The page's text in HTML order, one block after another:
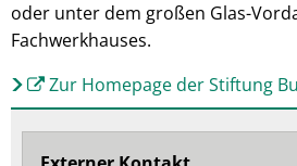
oder unter dem großen Glas-
Fachwerkhauses.
Zur Homepage der Stiftung